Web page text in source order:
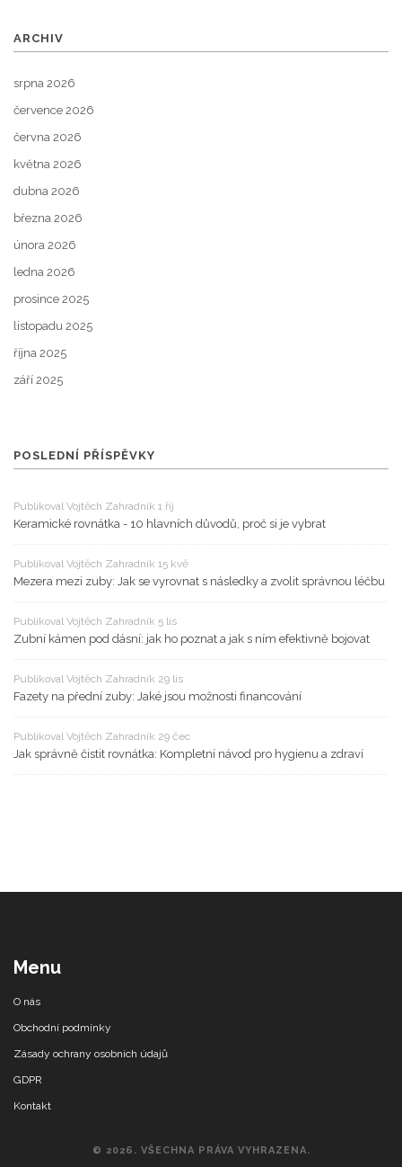
ARCHIV
srpna 2026
července 2026
června 2026
května 2026
dubna 2026
března 2026
února 2026
ledna 2026
prosince 2025
listopadu 2025
října 2025
září 2025
POSLEDNÍ PŘÍSPĚVKY
Publikoval Vojtěch Zahradník 1 říj
Keramické rovnátka - 10 hlavních důvodů, proč si je vybrat
Publikoval Vojtěch Zahradník 15 kvě
Mezera mezi zuby: Jak se vyrovnat s následky a zvolit správnou léčbu
Publikoval Vojtěch Zahradník 5 lis
Zubní kámen pod dásní: jak ho poznat a jak s ním efektivně bojovat
Publikoval Vojtěch Zahradník 29 lis
Fazety na přední zuby: Jaké jsou možnosti financování
Publikoval Vojtěch Zahradník 29 čec
Jak správně čistit rovnátka: Kompletní návod pro hygienu a zdraví
Menu
O nás
Obchodní podmínky
Zásady ochrany osobních údajů
GDPR
Kontakt
© 2026. VŠECHNA PRÁVA VYHRAZENA.